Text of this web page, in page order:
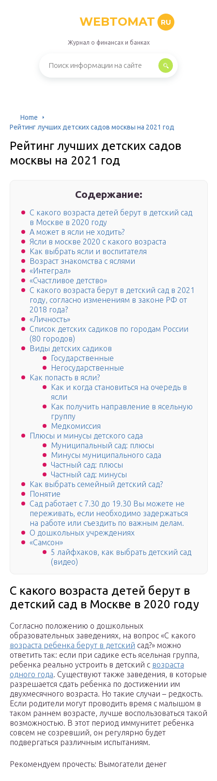
WEBTOMAT RU
Журнал о финансах и банках
Home
Рейтинг лучших детских садов москвы на 2021 год
Рейтинг лучших детских садов
москвы на 2021 год
Содержание:
С какого возраста детей берут в детский сад
в Москве в 2020 году
А может в ясли не ходить?
Ясли в москве 2020 с какого возраста
Как выбрать ясли и воспитателя
Возраст знакомства с яслями
«Интеграл»
«Счастливое детство»
С какого возраста берут в детский сад в 2021
году, согласно изменениям в законе РФ от
2018 года?
«Личность»
Список детских садиков по городам России
(80 городов)
Виды детских садиков
Государственные
Негосударственные
Как попасть в ясли?
Как и когда становиться на очередь в
ясли
Как получить направление в ясельную
группу
Медкомиссия
Плюсы и минусы детского сада
Муниципальный сад: плюсы
Минусы муниципального сада
Частный сад: плюсы
Частный сад: минусы
Как выбрать семейный детский сад?
Понятие
Сад работает с 7.30 до 19.30 Вы можете не
переживать, если необходимо задержаться
на работе или съездить по важным делам.
О дошкольных учреждениях
«Самсон»
5 лайфхаков, как выбрать детский сад
(видео)
С какого возраста детей берут в
детский сад в Москве в 2020 году
Согласно положению о дошкольных
образовательных заведениях, на вопрос «С какого
возраста ребенка берут в детский сад?» можно
ответить так: если при садике есть ясельная группа,
ребенка реально устроить в детский с возраста
одного года. Существуют также заведения, в которые
разрешается сдать ребенка по достижении им
двухмесячного возраста. Но такие случаи – редкость.
Если родители могут проводить время с малышом в
таком раннем возрасте, лучше воспользоваться такой
возможностью. В этот период иммунитет ребенка
совсем не созревший, он регулярно будет
подвергаться различным испытаниям.
Рекомендуем прочесть: Вымогатели денег